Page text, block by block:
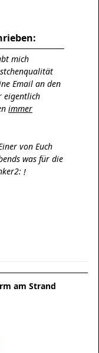
mich
Email an den
eigentlich
immer
von Euch
was für die
!
am Strand